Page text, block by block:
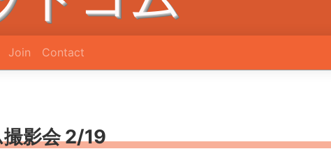
Join Contact
影会 2/19